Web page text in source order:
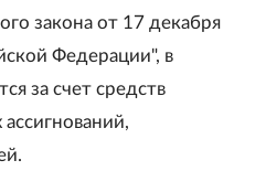
закона от 17 декабря
Федерации", в
за счет средств